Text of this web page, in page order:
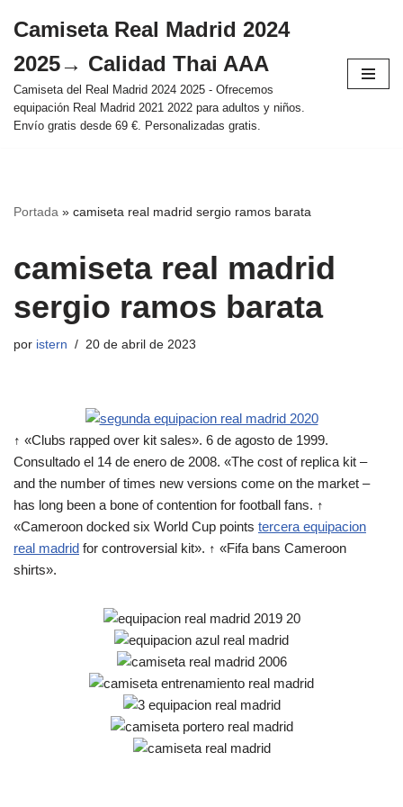
al
contenido
Camiseta Real Madrid 2024
2025→ Calidad Thai AAA
Camiseta del Real Madrid 2024 2025 - Ofrecemos
equipación Real Madrid 2021 2022 para adultos y niños.
Envío gratis desde 69 €. Personalizadas gratis.
Portada » camiseta real madrid sergio ramos barata
camiseta real madrid
sergio ramos barata
por istern 20 de abril de 2023
↑ «Clubs rapped over kit sales». 6 de agosto de 1999.
Consultado el 14 de enero de 2008. «The cost of replica kit –
and the number of times new versions come on the market –
has long been a bone of contention for football fans. ↑
«Cameroon docked six World Cup points tercera equipacion
real madrid for controversial kit». ↑ «Fifa bans Cameroon
shirts».